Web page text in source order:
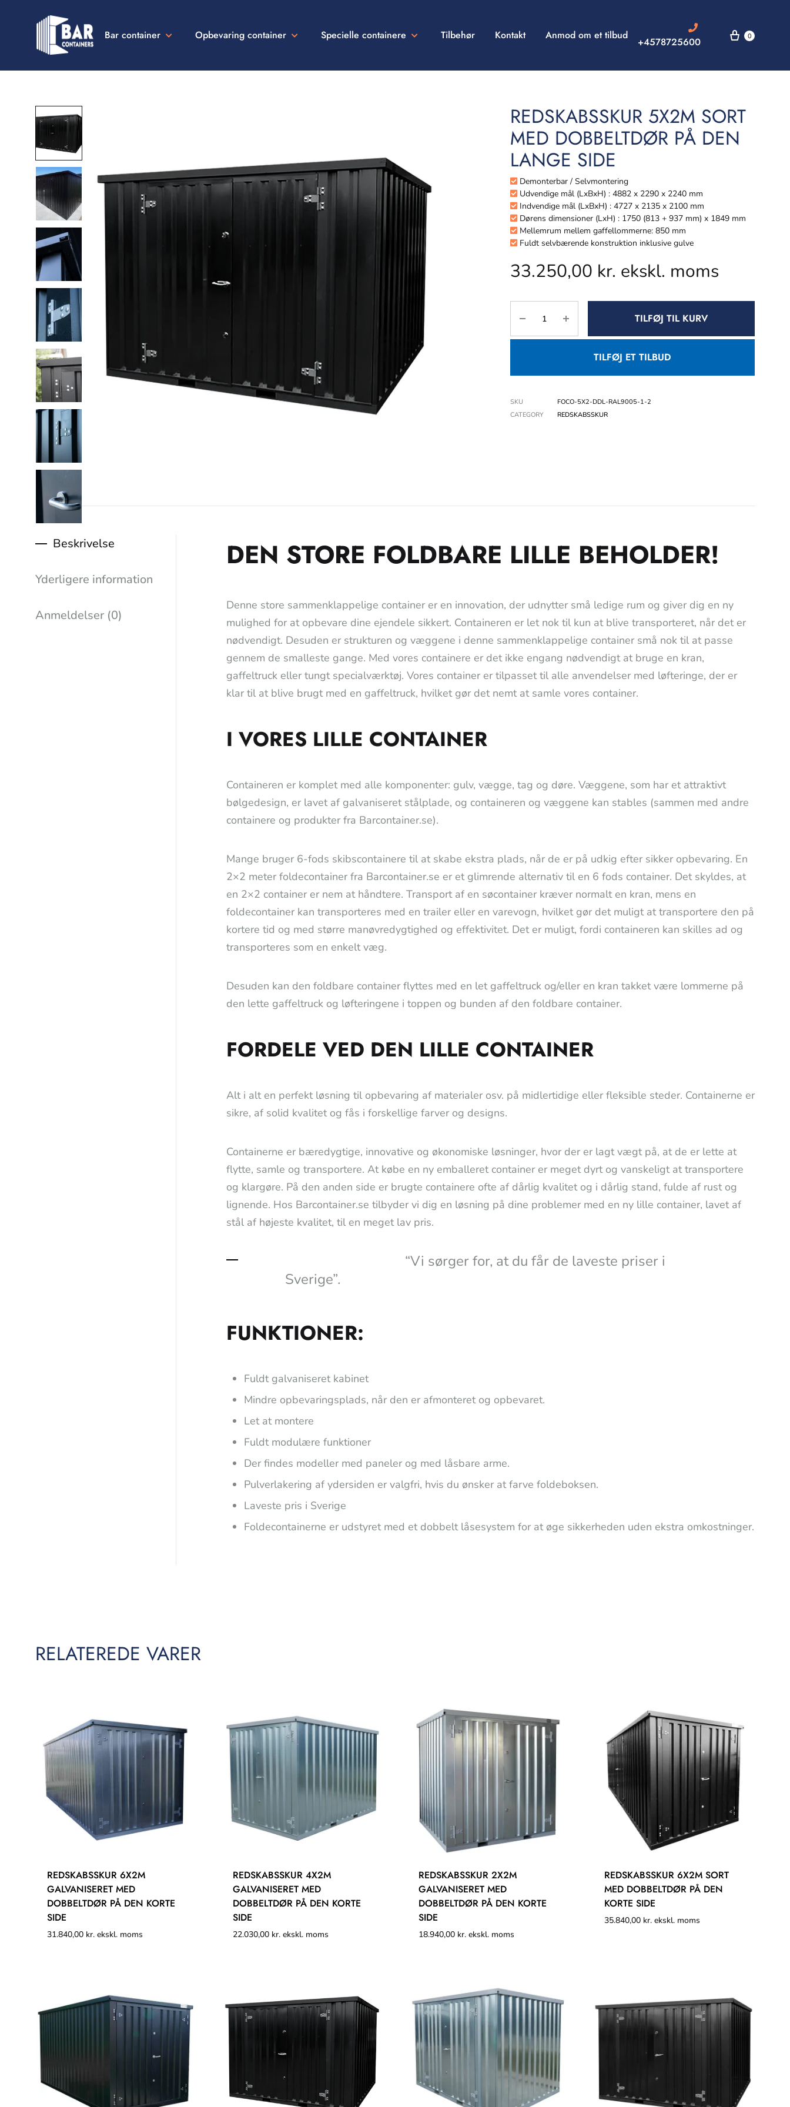
Bar container Opbevaring container Specielle containere Tilbehør Kontakt Anmod om et tilbud
+4578725600 0
REDSKABSSKUR 5X2M SORT
MED DOBBELTDØR PÅ DEN
LANGE SIDE
Demonterbar / Selvmontering
Udvendige mål (LxBxH) : 4882 x 2290 x 2240 mm
Indvendige mål (LxBxH) : 4727 x 2135 x 2100 mm
Dørens dimensioner (LxH) : 1750 (813 + 937 mm) x 1849 mm
Mellemrum mellem gaffellommerne: 850 mm
Fuldt selvbærende konstruktion inklusive gulve
33.250,00 kr. ekskl. moms
TILFØJ TIL KURV
TILFØJ ET TILBUD
SKU
FOCO-5X2-DDL-RAL9005-1-2
CATEGORY
REDSKABSSKUR
Beskrivelse
Yderligere information
Anmeldelser (0)
DEN STORE FOLDBARE LILLE BEHOLDER!
Denne store sammenklappelige container er en innovation, der udnytter små ledige rum og giver dig en ny
mulighed for at opbevare dine ejendele sikkert. Containeren er let nok til kun at blive transporteret, når det er
nødvendigt. Desuden er strukturen og væggene i denne sammenklappelige container små nok til at passe
gennem de smalleste gange. Med vores containere er det ikke engang nødvendigt at bruge en kran,
gaffeltruck eller tungt specialværktøj. Vores container er tilpasset til alle anvendelser med løfteringe, der er
klar til at blive brugt med en gaffeltruck, hvilket gør det nemt at samle vores container.
I VORES LILLE CONTAINER
Containeren er komplet med alle komponenter: gulv, vægge, tag og døre. Væggene, som har et attraktivt
bølgedesign, er lavet af galvaniseret stålplade, og containeren og væggene kan stables (sammen med andre
containere og produkter fra Barcontainer.se).
Mange bruger 6-fods skibscontainere til at skabe ekstra plads, når de er på udkig efter sikker opbevaring. En
2×2 meter foldecontainer fra Barcontainer.se er et glimrende alternativ til en 6 fods container. Det skyldes, at
en 2×2 container er nem at håndtere. Transport af en søcontainer kræver normalt en kran, mens en
foldecontainer kan transporteres med en trailer eller en varevogn, hvilket gør det muligt at transportere den på
kortere tid og med større manøvredygtighed og effektivitet. Det er muligt, fordi containeren kan skilles ad og
transporteres som en enkelt væg.
Desuden kan den foldbare container flyttes med en let gaffeltruck og/eller en kran takket være lommerne på
den lette gaffeltruck og løfteringene i toppen og bunden af den foldbare container.
FORDELE VED DEN LILLE CONTAINER
Alt i alt en perfekt løsning til opbevaring af materialer osv. på midlertidige eller fleksible steder. Containerne er
sikre, af solid kvalitet og fås i forskellige farver og designs.
Containerne er bæredygtige, innovative og økonomiske løsninger, hvor der er lagt vægt på, at de er lette at
flytte, samle og transportere. At købe en ny emballeret container er meget dyrt og vanskeligt at transportere
og klargøre. På den anden side er brugte containere ofte af dårlig kvalitet og i dårlig stand, fulde af rust og
lignende. Hos Barcontainer.se tilbyder vi dig en løsning på dine problemer med en ny lille container, lavet af
stål af højeste kvalitet, til en meget lav pris.
“Vi sørger for, at du får de laveste priser i
Sverige”.
FUNKTIONER:
Fuldt galvaniseret kabinet
Mindre opbevaringsplads, når den er afmonteret og opbevaret.
Let at montere
Fuldt modulære funktioner
Der findes modeller med paneler og med låsbare arme.
Pulverlakering af ydersiden er valgfri, hvis du ønsker at farve foldeboksen.
Laveste pris i Sverige
Foldecontainerne er udstyret med et dobbelt låsesystem for at øge sikkerheden uden ekstra omkostninger.
RELATEREDE VARER
REDSKABSSKUR 6X2M
GALVANISERET MED
DOBBELTDØR PÅ DEN KORTE
SIDE
31.840,00 kr. ekskl. moms
REDSKABSSKUR 4X2M
GALVANISERET MED
DOBBELTDØR PÅ DEN KORTE
SIDE
22.030,00 kr. ekskl. moms
REDSKABSSKUR 2X2M
GALVANISERET MED
DOBBELTDØR PÅ DEN KORTE
SIDE
18.940,00 kr. ekskl. moms
REDSKABSSKUR 6X2M SORT
MED DOBBELTDØR PÅ DEN
KORTE SIDE
35.840,00 kr. ekskl. moms